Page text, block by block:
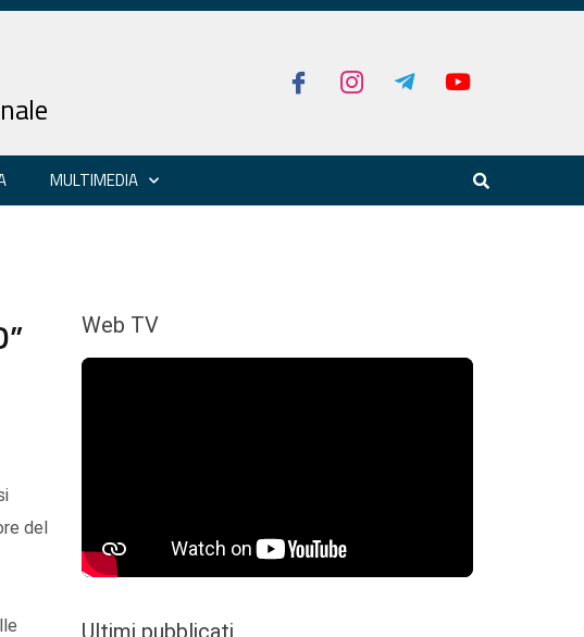
MULTIMEDIA
del
Web TV
Ultimi pubblicati